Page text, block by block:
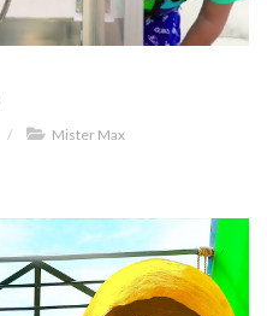
/ Mister Max